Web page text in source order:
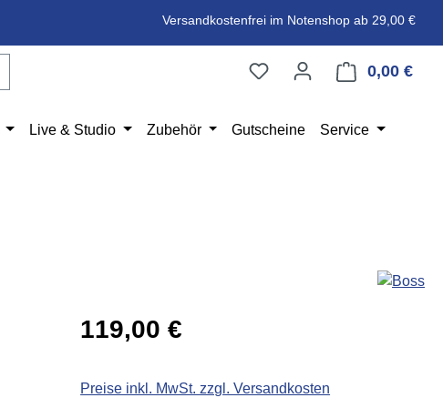
Versandkostenfrei im Notenshop ab 29,00 €
0,00 €
Live & Studio Zubehör Gutscheine Service
Regulärer Preis:
119,00 €
Preise inkl. MwSt. zzgl. Versandkosten